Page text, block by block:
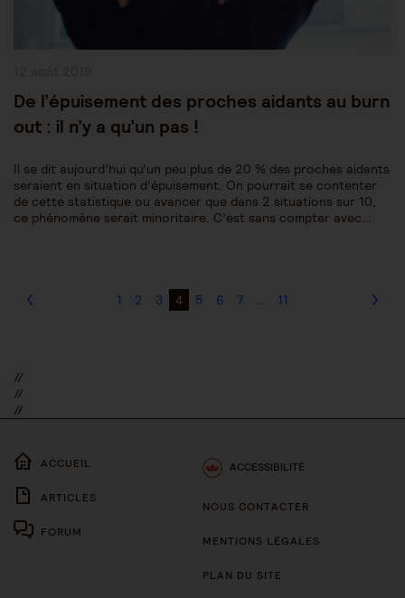
De l’épuisement des proches aidants au burn
out : il n’y a qu’un pas !
Il se dit aujourd’hui qu’un peu plus de 20 % des proches aidants
seraient en situation d’épuisement. On pourrait se contenter
de cette statistique ou avancer que dans 2 situations sur 10,
ce phénomène serait minoritaire. C’est sans compter avec…
1 2 3 4 5 6 7 … 11
//
//
//
ACCUEIL
ARTICLES
FORUM
ACCESSIBILITÉ
NOUS CONTACTER
MENTIONS LÉGALES
PLAN DU SITE